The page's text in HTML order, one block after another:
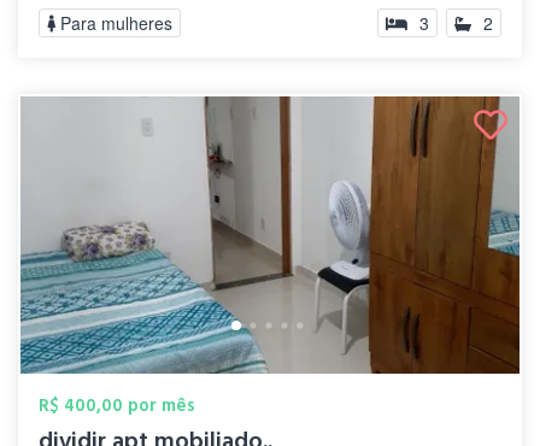
Para mulheres 3 2
R$ 400,00 por mês